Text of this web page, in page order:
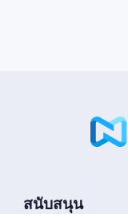
สนับสนุน